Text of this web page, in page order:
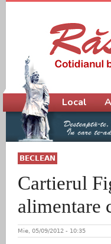
BECLEAN
Cartierul
alimentare
Mie, 05/09/2012 - 10:35
Meniu principal
Local